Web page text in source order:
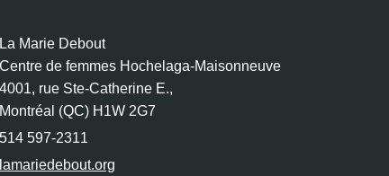
La Marie Debout
Centre de femmes Hochelaga-Maisonneuve
4001, rue Ste-Catherine E.,
Montréal (QC) H1W 2G7
514 597-2311
lamariedebout.org